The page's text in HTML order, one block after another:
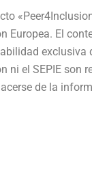
Europea. El
exclusiva
ni el SEPIE son
de la